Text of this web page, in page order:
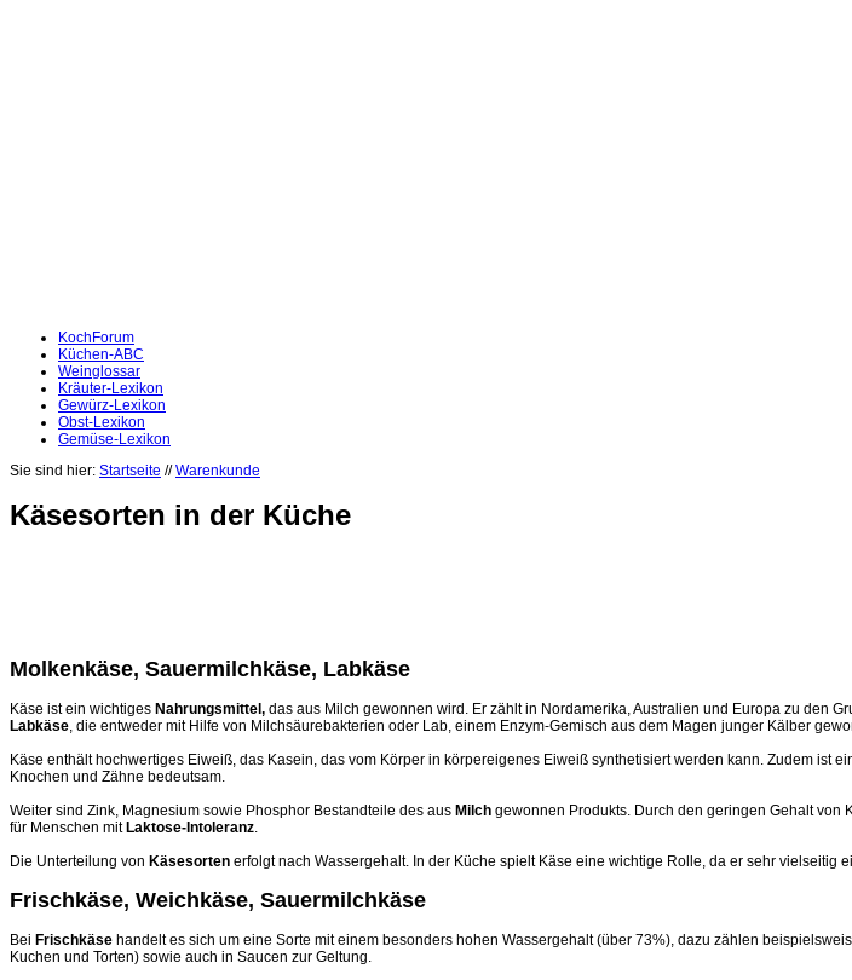
KochForum
Küchen-ABC
Weinglossar
Kräuter-Lexikon
Gewürz-Lexikon
Obst-Lexikon
Gemüse-Lexikon
Sie sind hier: Startseite //Warenkunde
Käsesorten in der Küche
Molkenkäse, Sauermilchkäse, Labkäse
Käse ist ein wichtiges Nahrungsmittel, das aus Milch gewonnen wird. Er zählt in Nordamerika, Australien und Europa zu den
Labkäse, die entweder mit Hilfe von Milchsäurebakterien oder Lab, einem Enzym-Gemisch aus dem Magen junger Kälber
Käse enthält hochwertiges Eiweiß, das Kasein, das vom Körper in körpereigenes Eiweiß synthetisiert werden kann. Zudem
Knochen und Zähne bedeutsam.
Weiter sind Zink, Magnesium sowie Phosphor Bestandteile des aus Milch gewonnen Produkts. Durch den geringen Gehalt von
für Menschen mit Laktose-Intoleranz.
Die Unterteilung von Käsesorten erfolgt nach Wassergehalt. In der Küche spielt Käse eine wichtige Rolle, da er sehr vielseitig
Frischkäse, Weichkäse, Sauermilchkäse
Bei Frischkäse handelt es sich um eine Sorte mit einem besonders hohen Wassergehalt (über 73%), dazu zählen
Kuchen und Torten) sowie auch in Saucen zur Geltung.